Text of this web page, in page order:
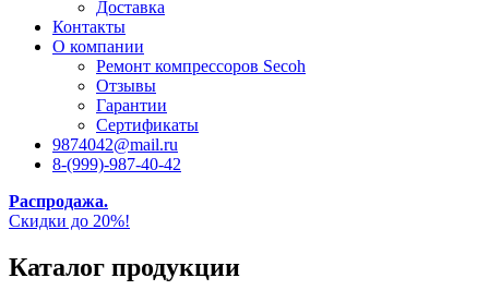
Доставка
Контакты
О компании
Ремонт компрессоров Secoh
Отзывы
Гарантии
Сертификаты
9874042@mail.ru
8-(999)-987-40-42
Распродажа.
Скидки до 20%!
Каталог продукции